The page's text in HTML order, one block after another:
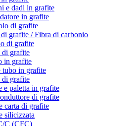
e dadi in grafite
in grafite
di grafite
grafite / Fibra di carbonio
di grafite
di grafite
in grafite
tubo in grafite
di grafite
e paletta in grafite
di grafite
carta di grafite
silicizzata
C (CFC)